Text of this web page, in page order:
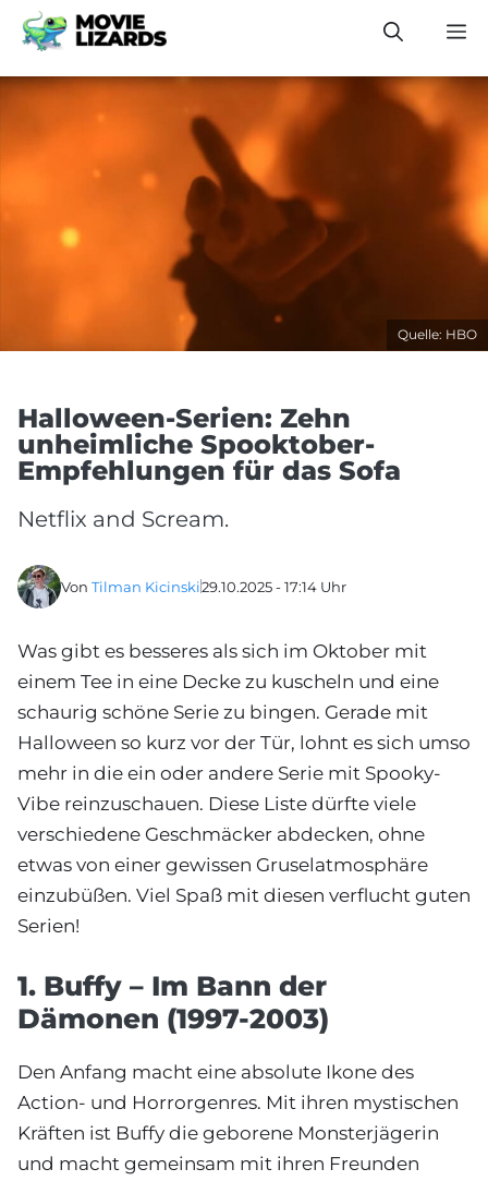
Zum
Inhalt
springen
Quelle: HBO
Halloween-Serien: Zehn
unheimliche Spooktober-
Empfehlungen für das Sofa
Netflix and Scream.
Von Tilman Kicinski29.10.2025 - 17:14 Uhr
Was gibt es besseres als sich im Oktober mit
einem Tee in eine Decke zu kuscheln und eine
schaurig schöne Serie zu bingen. Gerade mit
Halloween so kurz vor der Tür, lohnt es sich umso
mehr in die ein oder andere Serie mit Spooky-
Vibe reinzuschauen. Diese Liste dürfte viele
verschiedene Geschmäcker abdecken, ohne
etwas von einer gewissen Gruselatmosphäre
einzubüßen. Viel Spaß mit diesen verflucht guten
Serien!
1. Buffy – Im Bann der
Dämonen (1997-2003)
Den Anfang macht eine absolute Ikone des
Action- und Horrorgenres. Mit ihren mystischen
Kräften ist Buffy die geborene Monsterjägerin
und macht gemeinsam mit ihren Freunden